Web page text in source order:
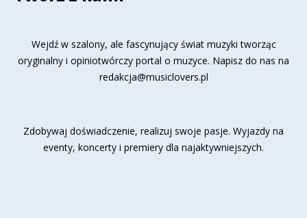
Wejdź w szalony, ale fascynujący świat muzyki tworząc
oryginalny i opiniotwórczy portal o muzyce. Napisz do nas na
redakcja@musiclovers.pl
Zdobywaj doświadczenie, realizuj swoje pasje. Wyjazdy na
eventy, koncerty i premiery dla najaktywniejszych.